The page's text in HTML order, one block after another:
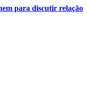
para discutir relação